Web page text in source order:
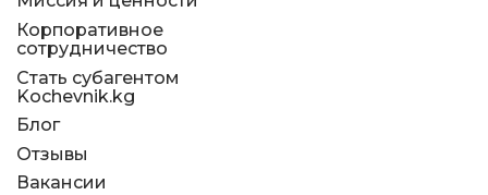
Корпоративное
сотрудничество
Стать субагентом
Kochevnik.kg
Блог
Отзывы
Вакансии